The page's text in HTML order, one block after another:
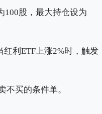
100股，最大持仓设为
利ETF上涨2%时，触发
不买的条件单。